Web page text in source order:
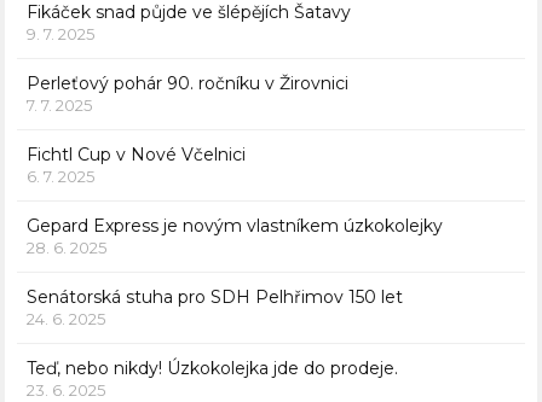
Fikáček snad půjde ve šlépějích Šatavy
9. 7. 2025
Perleťový pohár 90. ročníku v Žirovnici
7. 7. 2025
Fichtl Cup v Nové Včelnici
6. 7. 2025
Gepard Express je novým vlastníkem úzkokolejky
28. 6. 2025
Senátorská stuha pro SDH Pelhřimov 150 let
24. 6. 2025
Teď, nebo nikdy! Úzkokolejka jde do prodeje.
23. 6. 2025